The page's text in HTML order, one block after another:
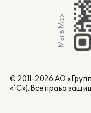
Мы в Max
© 2011-2026 АО
«1С»). Все права